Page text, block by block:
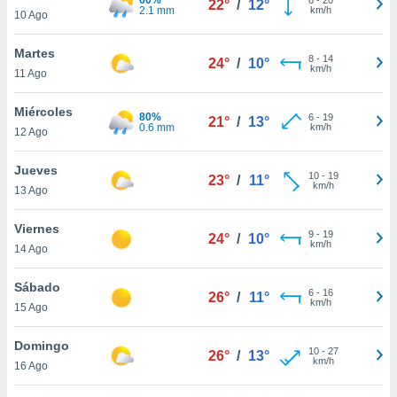
más
nuestra
y
de
disponible
cookies
aceptar
10 Ago
2.1 mm
22° / 12°
km/h
Martes
11 Ago
24° / 10° 8- 14
km/h
Miércoles
12 Ago
80%
0.6 mm
21° / 13° 6- 19
km/h
Jueves
13 Ago
23° / 11° 10- 19
km/h
Viernes
14 Ago
24° / 10° 9- 19
km/h
Sábado
15 Ago
26° / 11° 6- 16
km/h
Domingo
16 Ago
26° / 13° 10- 27
km/h